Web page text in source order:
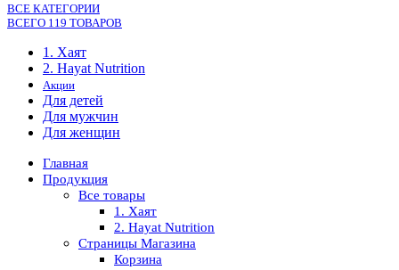
ВСЕ КАТЕГОРИИ
ВСЕГО 119 ТОВАРОВ
1. Хаят
2. Hayat Nutrition
Акции
Для детей
Для мужчин
Для женщин
Главная
Продукция
Все товары
1. Хаят
2. Hayat Nutrition
Страницы Магазина
Корзина